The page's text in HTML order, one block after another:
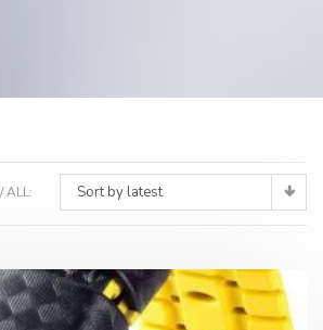
Sort by latest
ALL: